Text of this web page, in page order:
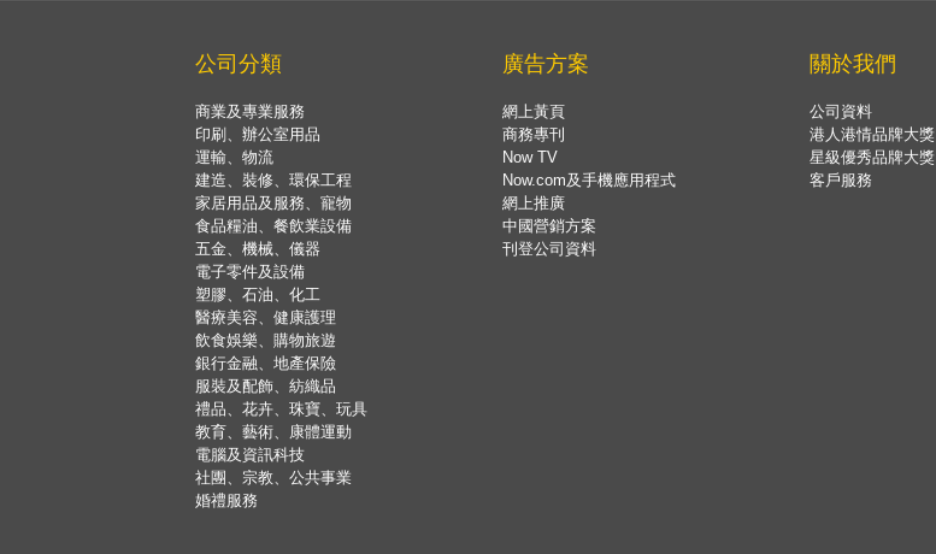
公司分類
商業及專業服務
印刷、辦公室用品
運輸、物流
建造、裝修、環保工程
家居用品及服務、寵物
食品糧油、餐飲業設備
五金、機械、儀器
電子零件及設備
塑膠、石油、化工
醫療美容、健康護理
飲食娛樂、購物旅遊
銀行金融、地產保險
服裝及配飾、紡織品
禮品、花卉、珠寶、玩具
教育、藝術、康體運動
電腦及資訊科技
社團、宗教、公共事業
婚禮服務
廣告方案
網上黃頁
商務專刊
Now TV
Now.com及手機應用程式
網上推廣
中國營銷方案
刊登公司資料
關於我們
公司資料
港人港情品牌大獎
星級優秀品牌大獎
客戶服務